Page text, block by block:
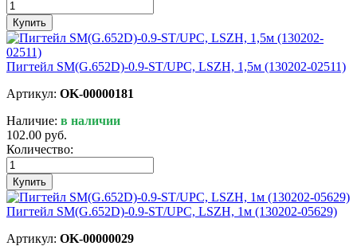
Купить
Пигтейл SM(G.652D)-0.9-ST/UPC, LSZH, 1,5м (130202-02511)
Артикул: OK-00000181
Наличие: в наличии
102.00 руб.
Количество:
Купить
Пигтейл SM(G.652D)-0.9-ST/UPC, LSZH, 1м (130202-05629)
Артикул: OK-00000029